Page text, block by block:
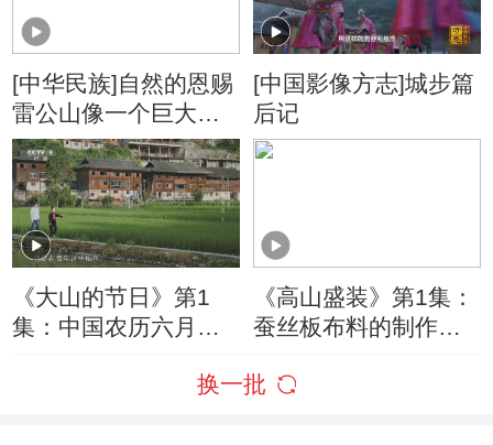
[中华民族]自然的恩赐
雷公山像一个巨大的
食材仓库
[中国影像方志]城步篇
后记
《大山的节日》第1
集：中国农历六月的
黔东南的一些苗族村
《高山盛装》第1集：
蚕丝板布料的制作工
绣起源的活标本
换一批